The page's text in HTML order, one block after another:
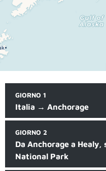
GIORNO 1
Italia → Anchorage
GIORNO 2
Da Anchorage a
National Park